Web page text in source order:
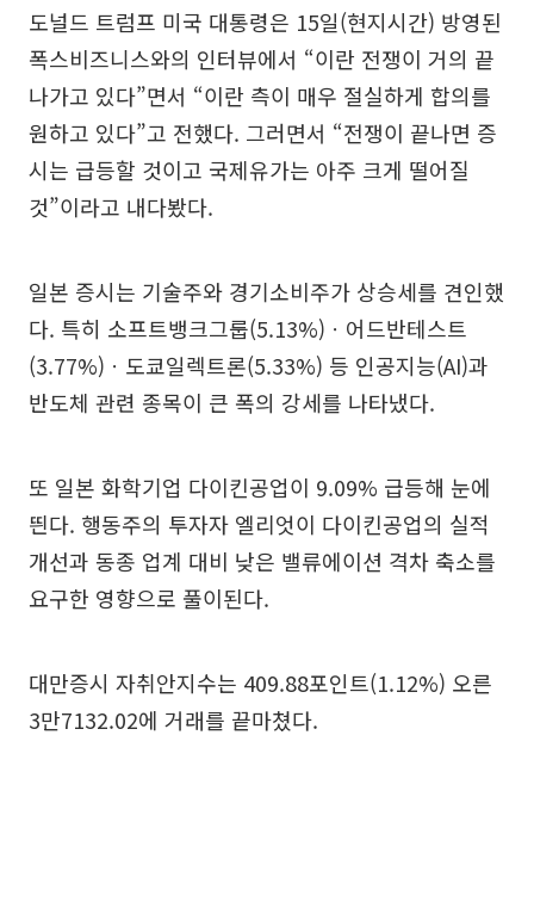
도널드 트럼프 미국 대통령은 15일(현지시간) 방영된
폭스비즈니스와의 인터뷰에서 “이란 전쟁이 거의 끝
나가고 있다”면서 “이란 측이 매우 절실하게 합의를
원하고 있다”고 전했다. 그러면서 “전쟁이 끝나면 증
시는 급등할 것이고 국제유가는 아주 크게 떨어질
것”이라고 내다봤다.
일본 증시는 기술주와 경기소비주가 상승세를 견인했
다. 특히 소프트뱅크그룹(5.13%)ㆍ어드반테스트
(3.77%)ㆍ도쿄일렉트론(5.33%) 등 인공지능(AI)과
반도체 관련 종목이 큰 폭의 강세를 나타냈다.
또 일본 화학기업 다이킨공업이 9.09% 급등해 눈에
띈다. 행동주의 투자자 엘리엇이 다이킨공업의 실적
개선과 동종 업계 대비 낮은 밸류에이션 격차 축소를
요구한 영향으로 풀이된다.
대만증시 자취안지수는 409.88포인트(1.12%) 오른
3만7132.02에 거래를 끝마쳤다.